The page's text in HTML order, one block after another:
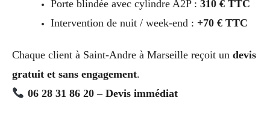
Porte blindée avec cylindre A2P : 310 € TTC
Intervention de nuit / week-end : +70 € TTC
Chaque client à Saint-Andre à Marseille reçoit un devis
gratuit et sans engagement.
06 28 31 86 20 – Devis immédiat